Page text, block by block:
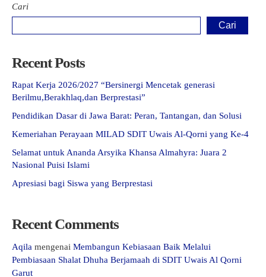
Cari
Cari
Recent Posts
Rapat Kerja 2026/2027 “Bersinergi Mencetak generasi
Berilmu,Berakhlaq,dan Berprestasi”
Pendidikan Dasar di Jawa Barat: Peran, Tantangan, dan Solusi
Kemeriahan Perayaan MILAD SDIT Uwais Al-Qorni yang Ke-4
Selamat untuk Ananda Arsyika Khansa Almahyra: Juara 2
Nasional Puisi Islami
Apresiasi bagi Siswa yang Berprestasi
Recent Comments
Aqila mengenai Membangun Kebiasaan Baik Melalui
Pembiasaan Shalat Dhuha Berjamaah di SDIT Uwais Al Qorni
Garut